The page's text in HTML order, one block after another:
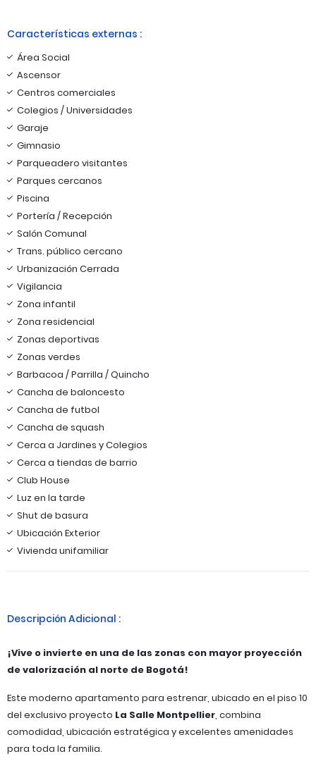
Características externas :
Área Social
Ascensor
Centros comerciales
Colegios / Universidades
Garaje
Gimnasio
Parqueadero visitantes
Parques cercanos
Piscina
Portería / Recepción
Salón Comunal
Trans. público cercano
Urbanización Cerrada
Vigilancia
Zona infantil
Zona residencial
Zonas deportivas
Zonas verdes
Barbacoa / Parrilla / Quincho
Cancha de baloncesto
Cancha de futbol
Cancha de squash
Cerca a Jardines y Colegios
Cerca a tiendas de barrio
Club House
Luz en la tarde
Shut de basura
Ubicación Exterior
Vivienda unifamiliar
Descripción Adicional :
¡Vive o invierte en una de las zonas con mayor proyección
de valorización al norte de Bogotá!
Este moderno apartamento para estrenar, ubicado en el piso 10
del exclusivo proyecto La Salle Montpellier, combina
comodidad, ubicación estratégica y excelentes amenidades
para toda la familia.